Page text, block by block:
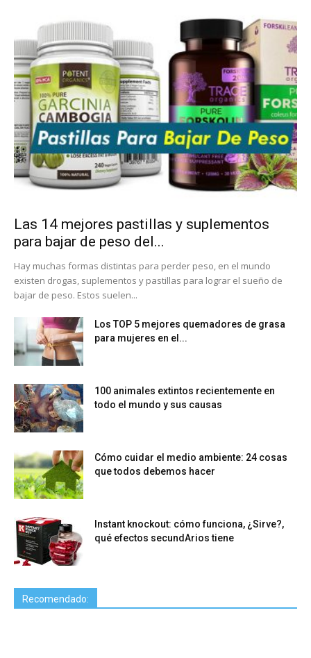
Las 14 mejores pastillas y suplementos
para bajar de peso del...
Hay muchas formas distintas para perder peso, en el mundo
existen drogas, suplementos y pastillas para lograr el sueño de
bajar de peso. Estos suelen...
Los TOP 5 mejores quemadores de grasa
para mujeres en el...
100 animales extintos recientemente en
todo el mundo y sus causas
Cómo cuidar el medio ambiente: 24 cosas
que todos debemos hacer
Instant knockout: cómo funciona, ¿Sirve?,
qué efectos secundArios tiene
Recomendado: